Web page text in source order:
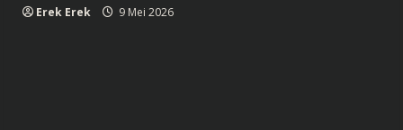
Erek Erek 9 Mei 2026